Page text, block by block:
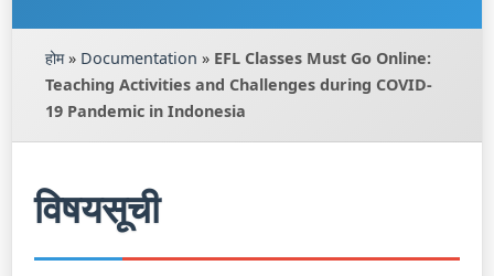
होम» Documentation » EFL Classes Must Go Online:
Teaching Activities and Challenges during COVID-
19 Pandemic in Indonesia
विषयसूची